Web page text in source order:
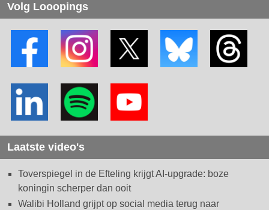
Volg Looopings
Laatste video's
Toverspiegel in de Efteling krijgt AI-upgrade: boze
koningin scherper dan ooit
Walibi Holland grijpt op social media terug naar